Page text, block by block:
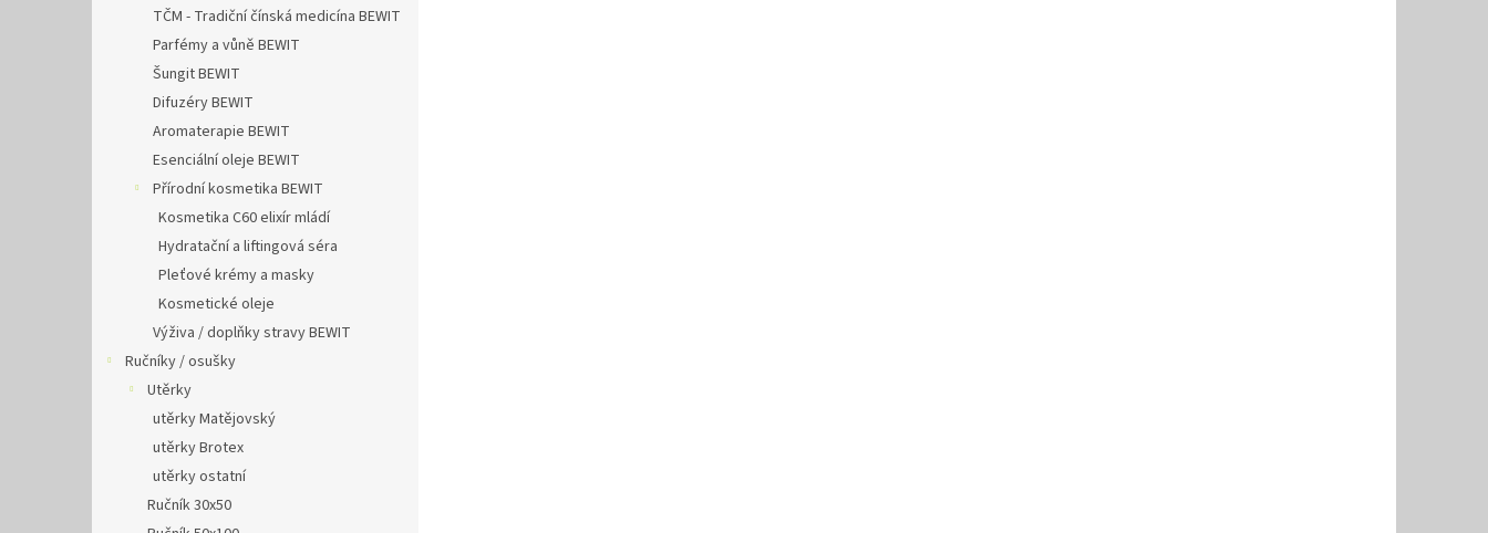
TČM - Tradiční čínská medicína BEWIT
Parfémy a vůně BEWIT
Šungit BEWIT
Difuzéry BEWIT
Aromaterapie BEWIT
Esenciální oleje BEWIT
Přírodní kosmetika BEWIT
Kosmetika C60 elixír mládí
Hydratační a liftingová séra
Pleťové krémy a masky
Kosmetické oleje
Výživa / doplňky stravy BEWIT
Ručníky / osušky
Utěrky
utěrky Matějovský
utěrky Brotex
utěrky ostatní
Ručník 30x50